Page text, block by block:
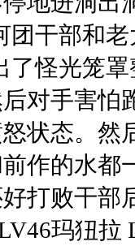
团干部和
了怪光笼
对手害怕
状态。然
作的水都
打败干部
玛狃